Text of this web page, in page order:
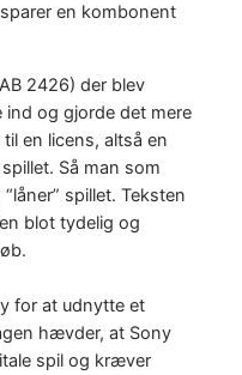
en kombonent
2426) der blev
ind og gjorde det mere
en licens, altså en
Så man som
spillet. Teksten
blot tydelig og
for at udnytte et
hævder, at Sony
spil og kræver